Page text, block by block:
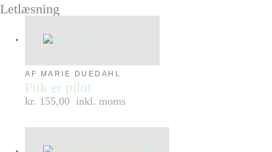
Letlæsning
AF MARIE DUEDAHL
Puk er pilot
kr. 155,00 inkl. moms